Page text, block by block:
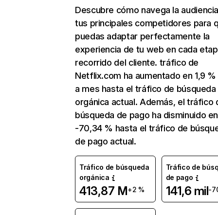
Descubre cómo navega la
tus principales competidores para
puedas adaptar perfectamente la
experiencia de tu web en cada
recorrido del cliente. tráfico de
Netflix.com ha aumentado en 1,9
a mes hasta el tráfico de búsqueda
orgánica actual. Además, el tráfico
búsqueda de pago ha disminuido en
-70,34 % hasta el tráfico de
de pago actual.
Tráfico de búsqueda
orgánica
413,87 M+2 %
Tráfico de
de pago
141,6 mil-